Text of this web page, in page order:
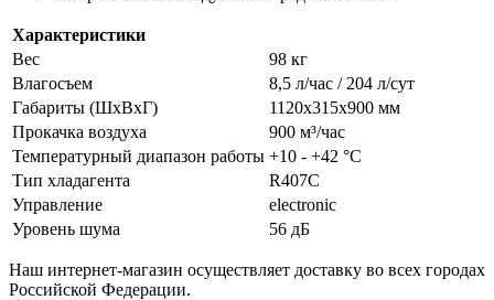
Характеристики
Вес
98 кг
Влагосъем
8,5 л/час / 204 л/сут
Габариты (ШхВхГ)
1120х315х900 мм
Прокачка воздуха
900 м³/час
Температурный диапазон работы +10 - +42 °C
Тип хладагента
R407С
Управление
electronic
Уровень шума
56 дБ
Наш интернет-магазин осуществляет доставку во всех городах
Российской Федерации.